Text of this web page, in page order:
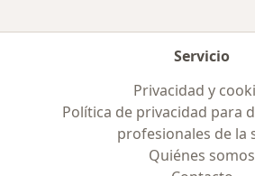
Servicio
Privacidad y
Política de privacidad para
profesionales de la
Quiénes somos